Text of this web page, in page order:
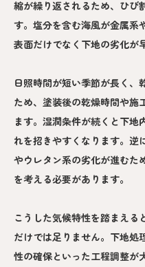
縮が繰り返されるため、ひび
す。塩分を含む海風が金属系
表面だけでなく下地の劣化が
日照時間が短い季節が長く、
ため、塗装後の乾燥時間や施
ます。湿潤条件が続くと下
れを招きやすくなります。逆
やウレタン系の劣化が進むた
を考える必要があります。
こうした気候特性を踏まえる
だけでは足りません。下地処
性の確保といった工程調整が